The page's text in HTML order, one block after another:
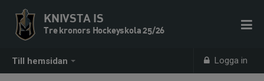
Till hemsidan Logga in
KNIVSTA IS
Tre kronors Hockeyskola 25/26